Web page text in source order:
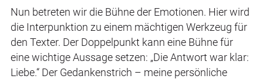
Nun betreten wir die Bühne der Emotionen. Hier wird
die Interpunktion zu einem mächtigen Werkzeug für
den Texter. Der Doppelpunkt kann eine Bühne für
eine wichtige Aussage setzen: „Die Antwort war klar:
Liebe.“ Der Gedankenstrich – meine persönliche